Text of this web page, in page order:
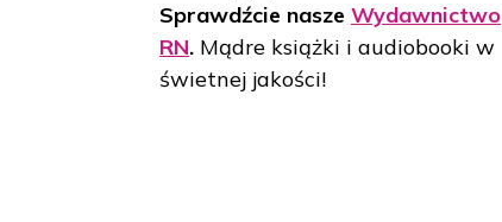
Sprawdźcie nasze Wydawnictwo
RN. Mądre książki i audiobooki w
świetnej jakości!